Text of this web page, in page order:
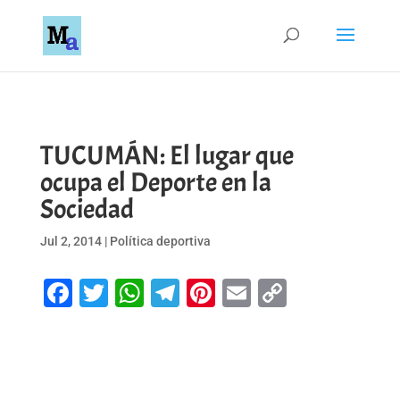
TUCUMÁN: El lugar que
ocupa el Deporte en la
Sociedad
Jul 2, 2014| Política deportiva
Facebook
Twitter
WhatsApp
Telegram
Pinterest
EmailCopy